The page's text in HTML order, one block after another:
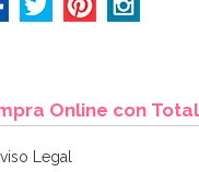
Online con
Legal